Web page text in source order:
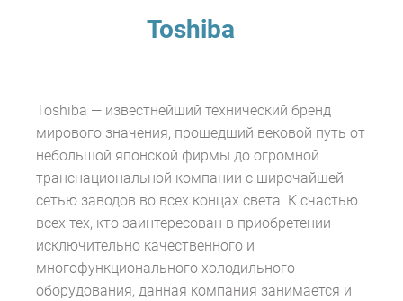
Toshiba
Toshiba — известнейший технический бренд
мирового значения, прошедший вековой путь от
небольшой японской фирмы до огромной
транснациональной компании с широчайшей
сетью заводов во всех концах света. К счастью
всех тех, кто заинтересован в приобретении
исключительно качественного и
многофункционального холодильного
оборудования, данная компания занимается и